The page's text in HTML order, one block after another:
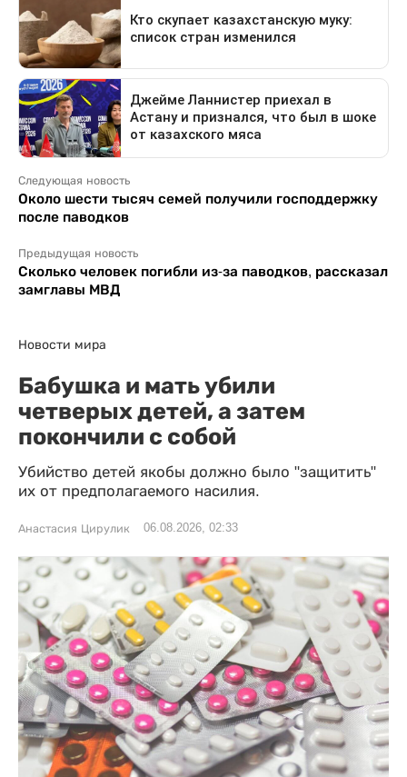
Следующая новость
Около шести тысяч семей получили господдержку
после паводков
Предыдущая новость
Сколько человек погибли из-за паводков, рассказал
замглавы МВД
Новости мира
Бабушка и мать убили
четверых детей, а затем
покончили с собой
Убийство детей якобы должно было "защитить"
их от предполагаемого насилия.
Анастасия Цирулик 06.08.2026, 02:33